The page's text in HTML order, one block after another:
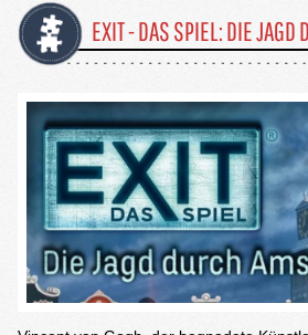
EXIT - DAS SPIEL: DIE JAGD